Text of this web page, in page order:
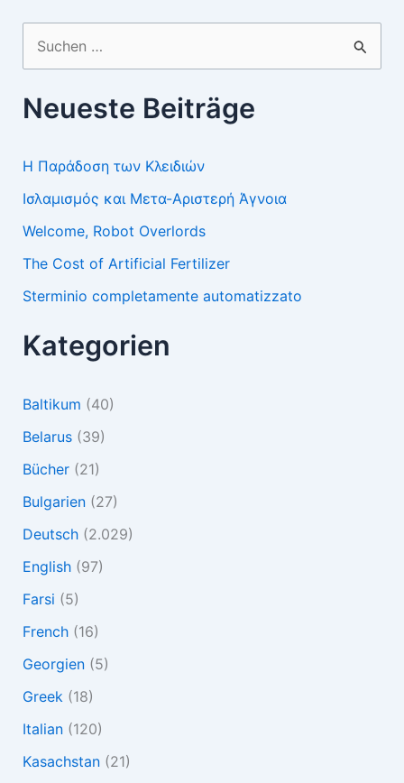
nach:
Neueste Beiträge
Η Παράδοση των Κλειδιών
Ισλαμισμός και Μετα-Αριστερή Άγνοια
Welcome, Robot Overlords
The Cost of Artificial Fertilizer
Sterminio completamente automatizzato
Kategorien
Baltikum (40)
Belarus(39)
Bücher(21)
Bulgarien(27)
Deutsch(2.029)
English(97)
Farsi (5)
French(16)
Georgien(5)
Greek (18)
Italian(120)
Kasachstan(21)